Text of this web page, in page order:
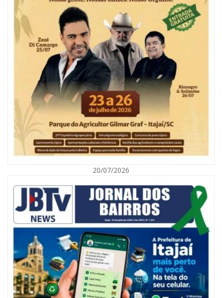
06/08/2026 | 10:04
Ação oferece testes rápidos para HIV, sífilis e hepatites nesta quinta (6) e
sexta-feira (7)
GERAL
20/07/2026